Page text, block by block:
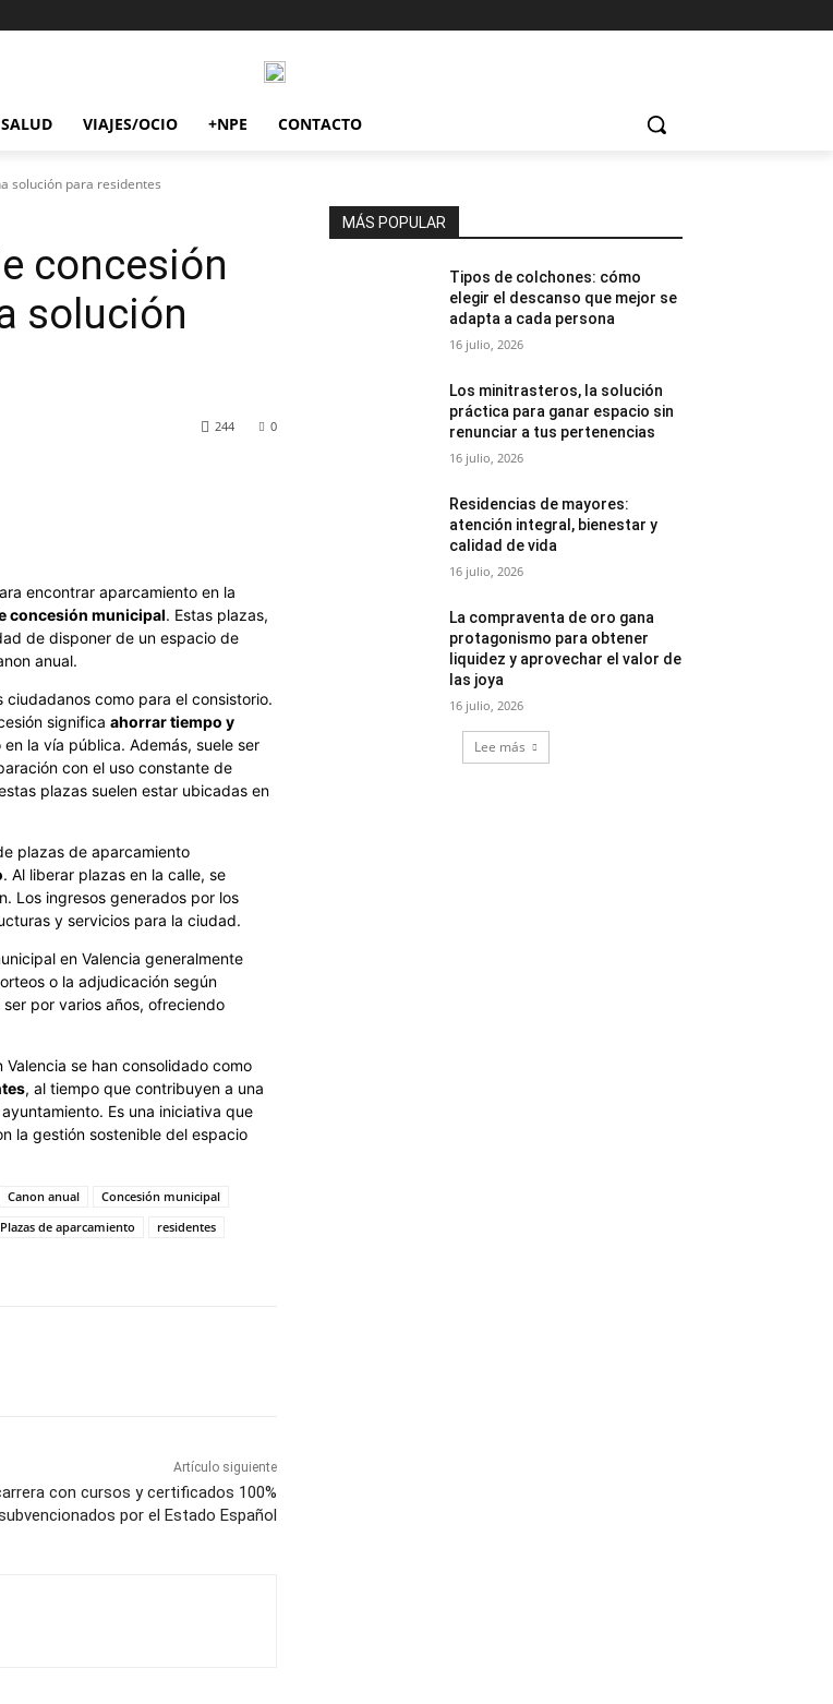
SALUD VIAJES/OCIO +NPE CONTACTO
solución para residentes
concesión
solución
0
244
encontrar aparcamiento en la
concesión municipal. Estas plazas,
de disponer de un espacio de
anual.
como para el consistorio.
significa ahorrar tiempo y
la vía pública. Además, suele ser
con el uso constante de
plazas suelen estar ubicadas en
plazas de aparcamiento
. Al liberar plazas en la calle, se
Los ingresos generados por los
y servicios para la ciudad.
en Valencia generalmente
o la adjudicación según
por varios años, ofreciendo
se han consolidado como
, al tiempo que contribuyen a una
Es una iniciativa que
la gestión sostenible del espacio
Canon anual
Concesión municipal
Plazas de aparcamiento
residentes
Artículo siguiente
con cursos y certificados 100%
por el Estado Español
MÁS POPULAR
Tipos de colchones: cómo
elegir el descanso que mejor se
adapta a cada persona
16 julio, 2026
Los minitrasteros, la solución
práctica para ganar espacio sin
renunciar a tus pertenencias
16 julio, 2026
Residencias de mayores:
atención integral, bienestar y
calidad de vida
16 julio, 2026
La compraventa de oro gana
protagonismo para obtener
liquidez y aprovechar el valor de
las joya
16 julio, 2026
Lee más